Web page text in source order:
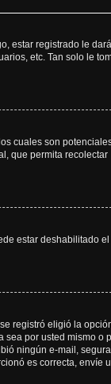
estar registrado le
etc. Tan solo le
cuales son
que permita recolectar
estar deshabilitado
registró eligió la
sea por usted mismo o
ningún e-mail,
es correcta, envíe